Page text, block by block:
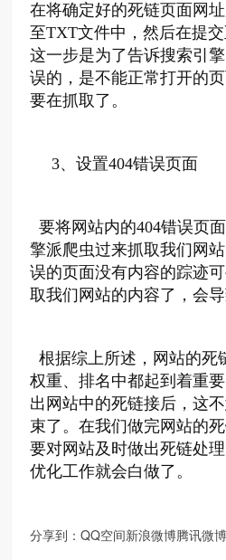
在将确定好的死链页面网
至TXT文件中，然后在提
这一步是为了告诉搜索引
误的，是不能正常打开的
要在抓取了。
3、设置404错误页面
要将网站内的404错误页
擎派爬虫过来抓取我们网
误的页面没有内容的踪迹
取我们网站的内容了，会
根据综上所述，网站的死
权重、排名中都起到着重
出网站中的死链接后，这
束了。在我们做完网站的
要对网站及时做出死链处
优化工作就会白做了。
分享到：QQ空间新浪微博腾讯微博